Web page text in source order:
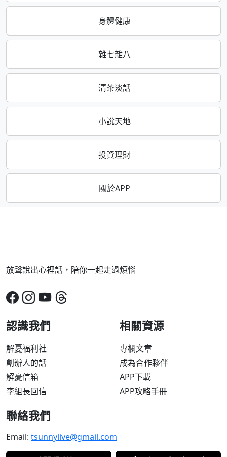
身體健康
雜七雜八
清茶淡話
小說天地
投資理財
關於APP
放聲說出心裡話，陪你一起走過煩惱
認識我們
解憂福利社
創辦人的話
解憂信箱
李組長回信
相關資源
專欄文章
成為合作夥伴
APP下載
APP攻略手冊
聯絡我們
Email: tsunnylive@gmail.com